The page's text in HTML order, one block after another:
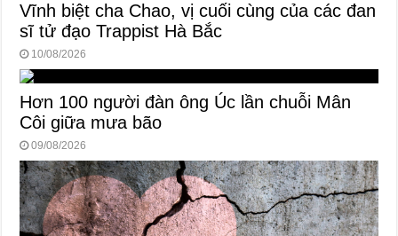
Vĩnh biệt cha Chao, vị cuối cùng của các đan
sĩ tử đạo Trappist Hà Bắc
10/08/2026
Hơn 100 người đàn ông Úc lần chuỗi Mân
Côi giữa mưa bão
09/08/2026